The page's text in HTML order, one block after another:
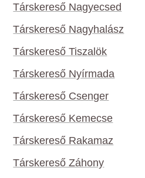
Társkereső Nagyecsed
Társkereső Nagyhalász
Társkereső Tiszalök
Társkereső Nyírmada
Társkereső Csenger
Társkereső Kemecse
Társkereső Rakamaz
Társkereső Záhony